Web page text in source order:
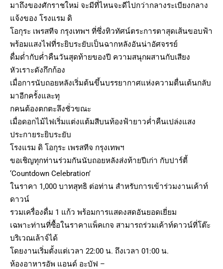
มาถึงของศักราชใหม่ จะมีที่ไหนจะดีไปกว่ากลางระเบียงกลาง
แจ้งของ โรงแรม ดิ
โอกุระ เพรสทีจ กรุงเทพฯ ที่ซึ่งทิวทัศน์ตระการตาสุดเส้นขอบฟ้า
พร้อมแสงไฟที่ระยิบระยับเป็นฉากหลังอันน่าอัศจรรย์
ดื่มด่ำกับค่ำคืนวันสุดท้ายของปี ความสนุกผสานกับเสียง
หัวเราะดังกึกก้อง
เมื่อการนับถอยหลังเริ่มต้นขึ้นบรรยากาศแห่งความตื่นเต้นกลับ
มาอีกครั้งและทุ
กคนต้องตกตะลึงชั่วขณะ
เมื่อดอกไม้ไฟเริ่มแต่งแต้มสีบนท้องฟ้ายาวค่ำคืนเปล่งแสง
ประกายระยิบระยับ
โรงแรม ดิ โอกุระ เพรสทีจ กรุงเทพฯ
ขอเชิญทุกท่านร่วมกันนับถอยหลังส่งท้ายปีเก่า กับปาร์ตี้
‘Countdown Celebration’
ในราคา 1,000 บาทสุทธิ ต่อท่าน สำหรับการเข้าร่วมงานเค้าท์
ดาวน์
รวมเครื่องดื่ม 1 แก้ว พร้อมการแสดงสดอันยอดเยี่ยม
เฉพาะท่านที่ซื้อในราคาแพ็คเกจ สามารถร่วมเค้าท์ดาวน์ที่โต๊ะ
บริเวณเล้าจ์ได้
โดยงานเริ่มตั้งแต่เวลา 22:00 น. ถึงเวลา 01:00 น.
ห้องอาหารอัพ แอนด์ อะบัฟ –